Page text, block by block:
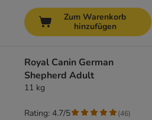
Zum Warenkorb
hinzufügen
Royal Canin German
Shepherd Adult
11 kg
Rating: 4.7/5 (46)